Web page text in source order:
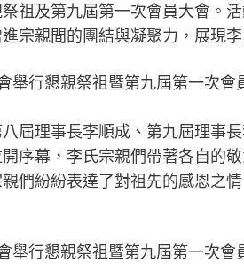
祖及第九屆第一次會員大會。
宗親間的團結與凝聚力，展現
舉行懇親祭祖暨第九屆第一次會
屆理事長李順成、第九屆理事
序幕，李氏宗親們帶著各自的
們紛紛表達了對祖先的感恩之
舉行懇親祭祖暨第九屆第一次會